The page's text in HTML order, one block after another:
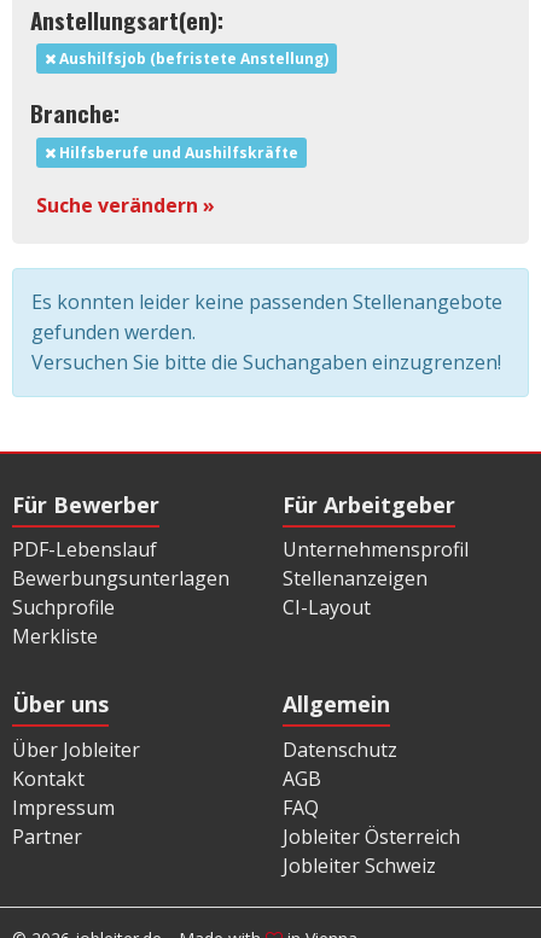
Anstellungsart(en):
Aushilfsjob (befristete Anstellung)
Branche:
Hilfsberufe und Aushilfskräfte
Suche verändern »
Es konnten leider keine passenden Stellenangebote
gefunden werden.
Versuchen Sie bitte die Suchangaben einzugrenzen!
Für Bewerber
PDF-Lebenslauf
Bewerbungsunterlagen
Suchprofile
Merkliste
Für Arbeitgeber
Unternehmensprofil
Stellenanzeigen
CI-Layout
Über uns
Über Jobleiter
Kontakt
Impressum
Partner
Allgemein
Datenschutz
AGB
FAQ
Jobleiter Österreich
Jobleiter Schweiz